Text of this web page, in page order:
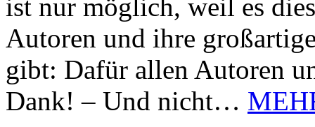
ist nur möglich, weil es
Autoren und ihre
gibt: Dafür allen Autoren
Dank! – Und nicht…